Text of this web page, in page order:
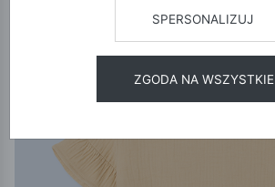
SPERSONALIZUJ
ZGODA NA WSZYSTKIE